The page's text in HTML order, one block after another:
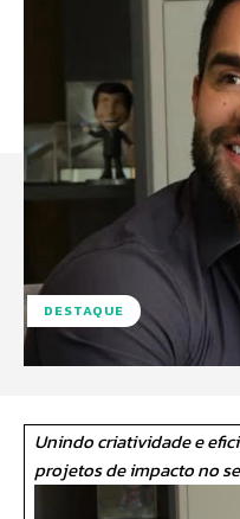
DESTAQUE
Unindo criatividade e
projetos de impacto no